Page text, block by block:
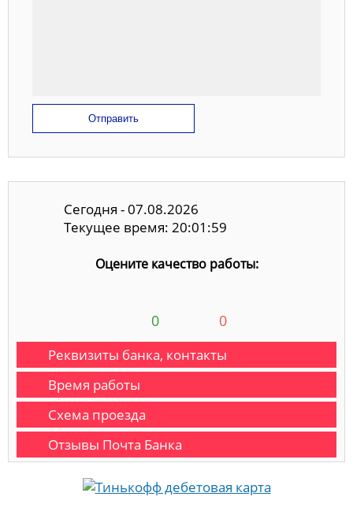
Отправить
Сегодня - 07.08.2026
Текущее время: 20:01:59
Оцените качество работы:
0 0
Реквизиты банка, контакты
Время работы
Схема проезда
Отзывы Почта Банка